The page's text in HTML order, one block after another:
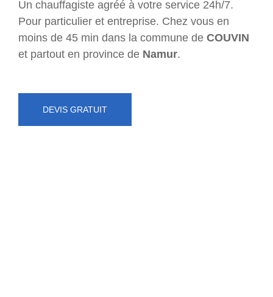
Un chauffagiste agréé à votre service 24h/7.
Pour particulier et entreprise. Chez vous en
moins de 45 min dans la commune de COUVIN
et partout en province de Namur.
DEVIS GRATUIT